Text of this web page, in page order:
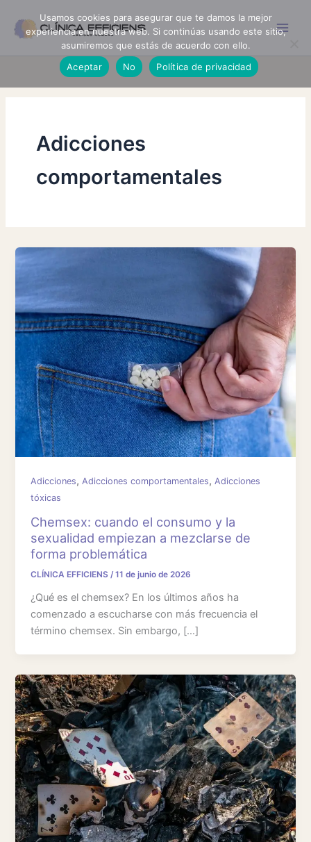
contenido
Adicciones
comportamentales
Adicciones,Adicciones comportamentales,Adicciones
tóxicas
Chemsex: cuando el consumo y la
sexualidad empiezan a mezclarse de
forma problemática
CLÍNICA EFFICIENS/11 de junio de 2026
¿Qué es el chemsex? En los últimos años ha
comenzado a escucharse con más frecuencia el
término chemsex. Sin embargo, […]
Usamos cookies para asegurar que te damos la mejor
experiencia en nuestra web. Si continúas usando este sitio,
asumiremos que estás de acuerdo con ello.
Aceptar
No Política de privacidad